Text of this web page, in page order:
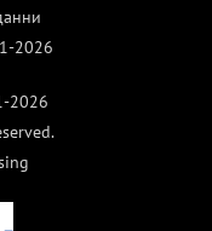
2026
2026